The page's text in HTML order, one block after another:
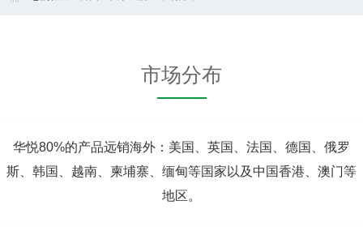
市场分布
华悦80%的产品远销海外：美国、英国、法国、德国、俄罗
斯、韩国、越南、柬埔寨、缅甸等国家以及中国香港、澳门等
地区。